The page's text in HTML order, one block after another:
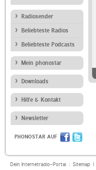
Radiosender
Beliebteste Radios
Beliebteste Podcasts
Mein phonostar
Downloads
Hilfe & Kontakt
Newsletter
PHONOSTAR AUF
Dein Internetradio-Portal : Sitemap|